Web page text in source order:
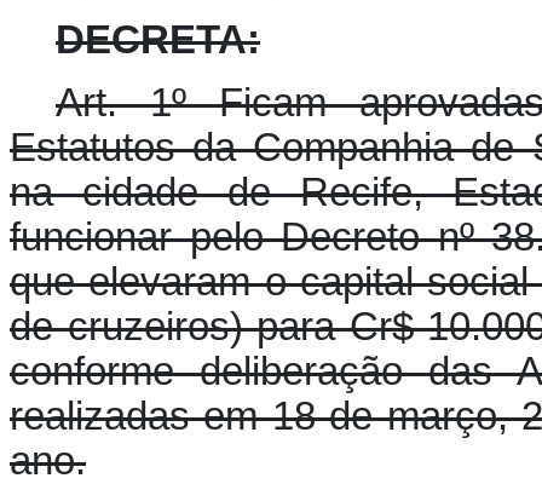
DECRETA:
Art. 1º Ficam
Estatutos da Companhia de
na cidade de Recife,
funcionar pelo Decreto nº
que elevaram o capital
de cruzeiros) para Cr$
conforme deliberação das
realizadas em 18 de março,
ano.